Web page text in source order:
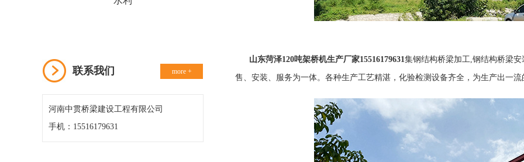
联系我们 more +
河南中贯桥梁建设工程有限公司
手机：15516179631
山东菏泽120吨架桥机生产厂家15516179631集钢结构桥梁加工,钢结构桥梁
售、安装、服务为一体。各种生产工艺精湛，化验检测设备齐全，为生产出一流